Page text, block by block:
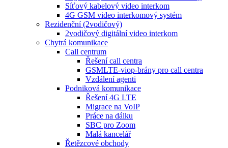
Síťový kabelový video interkom
4G GSM video interkomový systém
Rezidenční (2vodičový)
2vodičový digitální video interkom
Chytrá komunikace
Call centrum
Řešení call centra
GSMLTE-viop-brány pro call centra
Vzdálení agenti
Podniková komunikace
Řešení 4G LTE
Migrace na VoIP
Práce na dálku
SBC pro Zoom
Malá kancelář
Řetězcové obchody